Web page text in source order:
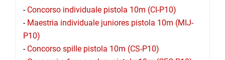
- Concorso individuale pistola 10m (CI-P10)
- Maestria individuale juniores pistola 10m (MIJ-
P10)
- Concorso spille pistola 10m (CS-P10)